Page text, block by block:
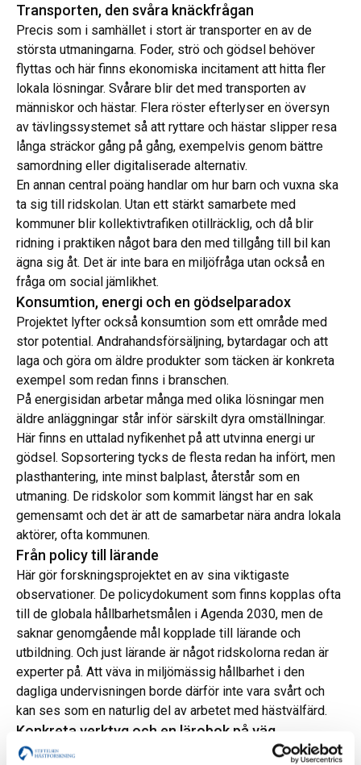
Transporten, den svåra knäckfrågan
Precis som i samhället i stort är transporter en av de
största utmaningarna. Foder, strö och gödsel behöver
flyttas och här finns ekonomiska incitament att hitta fler
lokala lösningar. Svårare blir det med transporten av
människor och hästar. Flera röster efterlyser en översyn
av tävlingssystemet så att ryttare och hästar slipper resa
långa sträckor gång på gång, exempelvis genom bättre
samordning eller digitaliserade alternativ.
En annan central poäng handlar om hur barn och vuxna ska
ta sig till ridskolan. Utan ett stärkt samarbete med
kommuner blir kollektivtrafiken otillräcklig, och då blir
ridning i praktiken något bara den med tillgång till bil kan
ägna sig åt. Det är inte bara en miljöfråga utan också en
fråga om social jämlikhet.
Konsumtion, energi och en gödselparadox
Projektet lyfter också konsumtion som ett område med
stor potential. Andrahandsförsäljning, bytardagar och att
laga och göra om äldre produkter som täcken är konkreta
exempel som redan finns i branschen.
På energisidan arbetar många med olika lösningar men
äldre anläggningar står inför särskilt dyra omställningar.
Här finns en uttalad nyfikenhet på att utvinna energi ur
gödsel. Sopsortering tycks de flesta redan ha infört, men
plasthantering, inte minst balplast, återstår som en
utmaning. De ridskolor som kommit längst har en sak
gemensamt och det är att de samarbetar nära andra lokala
aktörer, ofta kommunen.
Från policy till lärande
Här gör forskningsprojektet en av sina viktigaste
observationer. De policydokument som finns kopplas ofta
till de globala hållbarhetsmålen i Agenda 2030, men de
saknar genomgående mål kopplade till lärande och
utbildning. Och just lärande är något ridskolorna redan är
experter på. Att väva in miljömässig hållbarhet i den
dagliga undervisningen borde därför inte vara svårt och
kan ses som en naturlig del av arbetet med hästvälfärd.
Konkreta verktyg och en lärobok på väg
Projektet stannar inte vid kartläggning. Forskarna har tagit